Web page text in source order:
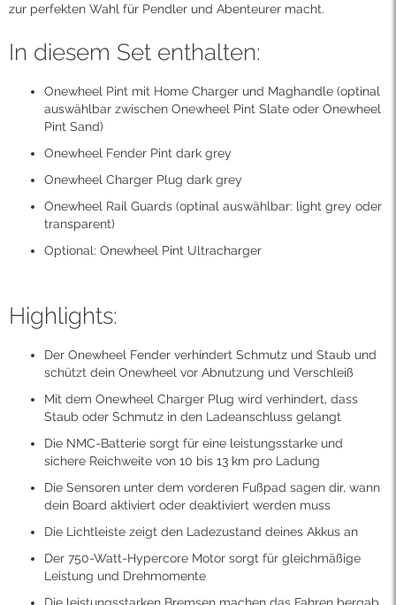
zur perfekten Wahl für Pendler und Abenteurer macht.
In diesem Set enthalten:
Onewheel Pint mit Home Charger und Maghandle (optinal
auswählbar zwischen Onewheel Pint Slate oder Onewheel
Pint Sand)
Onewheel Fender Pint dark grey
Onewheel Charger Plug dark grey
Onewheel Rail Guards (optinal auswählbar: light grey oder
transparent)
Optional: Onewheel Pint Ultracharger
Highlights:
Der Onewheel Fender verhindert Schmutz und Staub und
schützt dein Onewheel vor Abnutzung und Verschleiß
Mit dem Onewheel Charger Plug wird verhindert, dass
Staub oder Schmutz in den Ladeanschluss gelangt
Die NMC-Batterie sorgt für eine leistungsstarke und
sichere Reichweite von 10 bis 13 km pro Ladung
Die Sensoren unter dem vorderen Fußpad sagen dir, wann
dein Board aktiviert oder deaktiviert werden muss
Die Lichtleiste zeigt den Ladezustand deines Akkus an
Der 750-Watt-Hypercore Motor sorgt für gleichmäßige
Leistung und Drehmomente